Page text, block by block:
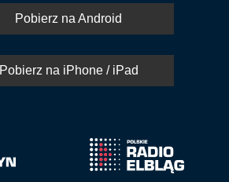
Pobierz na Android
Pobierz na iPhone / iPad